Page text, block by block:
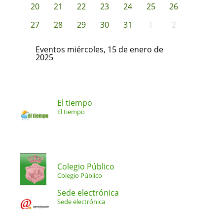
20
21 22 23 24 25
26
27
28 29 30 31 1 2
Eventos miércoles, 15 de enero de
2025
El tiempo
El tiempo
Colegio Público
Colegio Público
Sede electrónica
Sede electrónica